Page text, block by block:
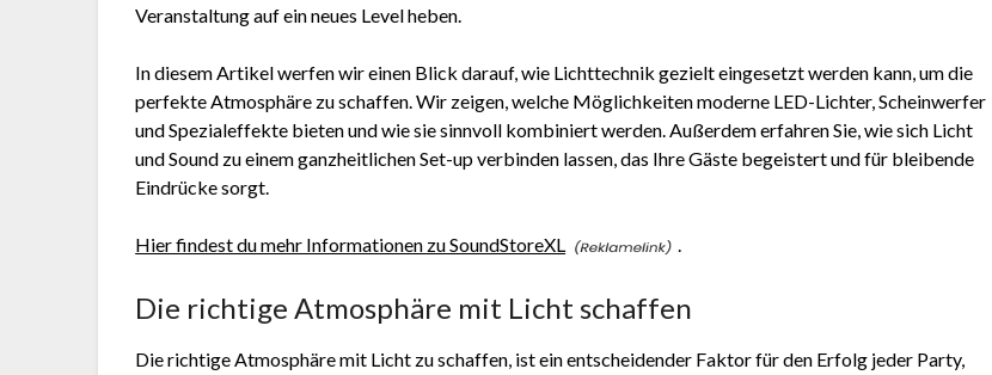
Veranstaltung auf ein neues Level heben.
In diesem Artikel werfen wir einen Blick darauf, wie Lichttechnik gezielt eingesetzt werden kann, um die
perfekte Atmosphäre zu schaffen. Wir zeigen, welche Möglichkeiten moderne LED-Lichter, Scheinwerfer
und Spezialeffekte bieten und wie sie sinnvoll kombiniert werden. Außerdem erfahren Sie, wie sich Licht
und Sound zu einem ganzheitlichen Set-up verbinden lassen, das Ihre Gäste begeistert und für bleibende
Eindrücke sorgt.
Hier findest du mehr Informationen zu SoundStoreXL .
Die richtige Atmosphäre mit Licht schaffen
Die richtige Atmosphäre mit Licht zu schaffen, ist ein entscheidender Faktor für den Erfolg jeder Party,